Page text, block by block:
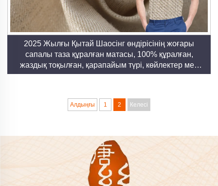
2025 Жылғы Қытай Шаосінг өндірісінің жоғары
сапалы таза құралған матасы, 100% құралған,
жаздық тоқылған, қарапайым түрі, көйлектер мен
киімдерге арналған
Алдыңғы 1 2 Келесі